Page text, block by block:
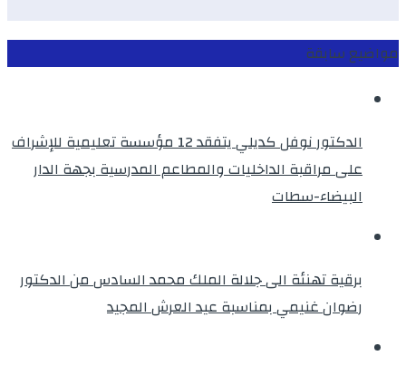
مواضيع سابقة
الدكتور نوفل كديلي يتفقد 12 مؤسسة تعليمية للإشراف
على مراقبة الداخليات والمطاعم المدرسية بجهة الدار
البيضاء-سطات
برقية تهنئة الى جلالة الملك محمد السادس من الدكتور
رضوان غنيمي بمناسبة عيد العرش المجيد